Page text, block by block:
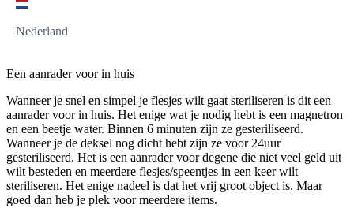
Nederland
Een aanrader voor in huis
Wanneer je snel en simpel je flesjes wilt gaat steriliseren is dit een
aanrader voor in huis. Het enige wat je nodig hebt is een magnetron
en een beetje water. Binnen 6 minuten zijn ze gesteriliseerd.
Wanneer je de deksel nog dicht hebt zijn ze voor 24uur
gesteriliseerd. Het is een aanrader voor degene die niet veel geld uit
wilt besteden en meerdere flesjes/speentjes in een keer wilt
steriliseren. Het enige nadeel is dat het vrij groot object is. Maar
goed dan heb je plek voor meerdere items.